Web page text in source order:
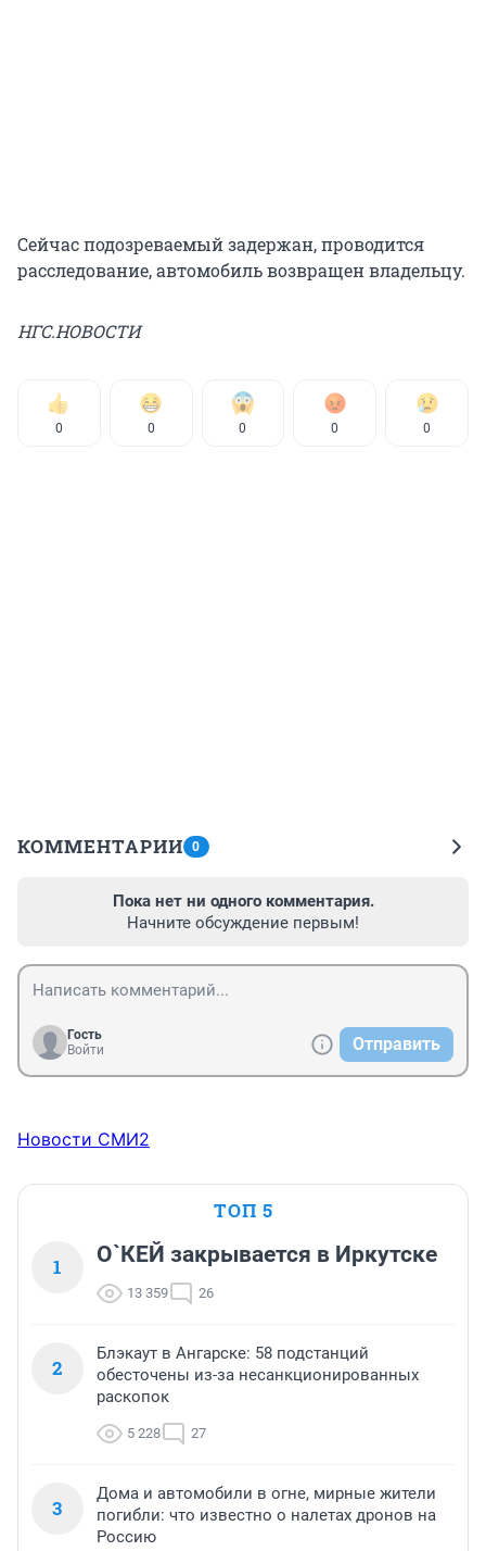
Сейчас подозреваемый задержан, проводится
расследование, автомобиль возвращен владельцу.
НГС.НОВОСТИ
0 0 0 0 0
КОММЕНТАРИИ 0
Пока нет ни одного комментария.
Начните обсуждение первым!
Гость
Войти
Отправить
Новости СМИ2
ТОП 5
1 О`КЕЙ закрывается в Иркутске
13 359 26
2
Блэкаут в Ангарске: 58 подстанций
обесточены из-за несанкционированных
раскопок
5 228 27
3
Дома и автомобили в огне, мирные жители
погибли: что известно о налетах дронов на
Россию